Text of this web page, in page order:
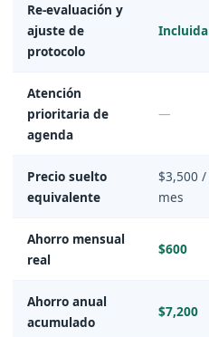
Re-evaluación y
ajuste de
protocolo
Incluida
Atención
prioritaria de
agenda
—
Precio suelto
equivalente
$3,500 /
mes
Ahorro mensual
real
$600
Ahorro anual
acumulado
$7,200